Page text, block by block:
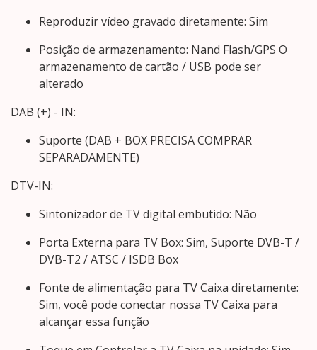
Reproduzir vídeo gravado diretamente: Sim
Posição de armazenamento: Nand Flash/GPS O
armazenamento de cartão / USB pode ser
alterado
DAB (+) - IN:
Suporte (DAB + BOX PRECISA COMPRAR
SEPARADAMENTE)
DTV-IN:
Sintonizador de TV digital embutido: Não
Porta Externa para TV Box: Sim, Suporte DVB-T /
DVB-T2 / ATSC / ISDB Box
Fonte de alimentação para TV Caixa diretamente:
Sim, você pode conectar nossa TV Caixa para
alcançar essa função